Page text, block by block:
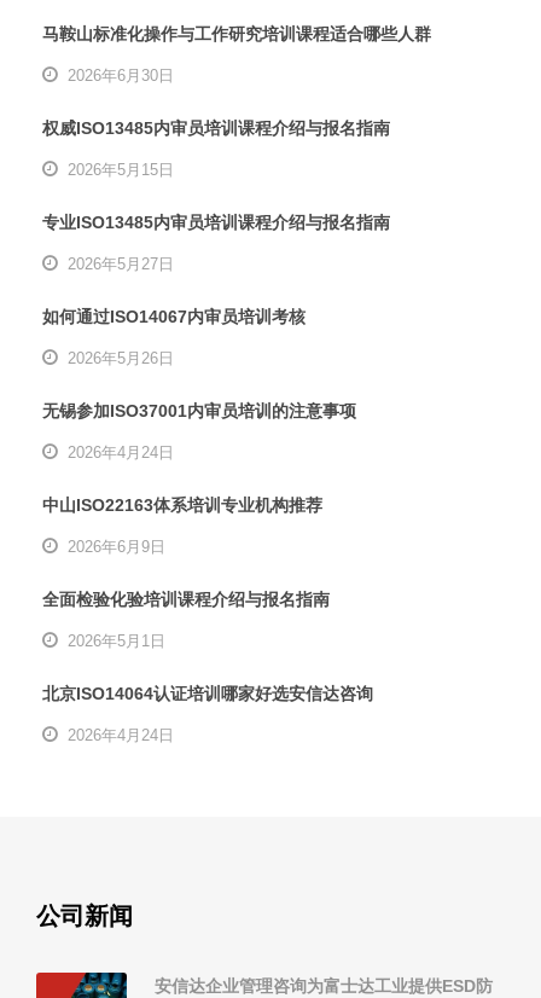
马鞍山标准化操作与工作研究培训课程适合哪些人群
2026年6月30日
权威ISO13485内审员培训课程介绍与报名指南
2026年5月15日
专业ISO13485内审员培训课程介绍与报名指南
2026年5月27日
如何通过ISO14067内审员培训考核
2026年5月26日
无锡参加ISO37001内审员培训的注意事项
2026年4月24日
中山ISO22163体系培训专业机构推荐
2026年6月9日
全面检验化验培训课程介绍与报名指南
2026年5月1日
北京ISO14064认证培训哪家好选安信达咨询
2026年4月24日
公司新闻
安信达企业管理咨询为富士达工业提供ESD防